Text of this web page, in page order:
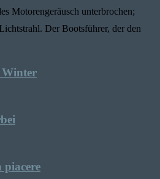
Motorengeräusch unterbrochen;
Der Bootsführer, der den
piacere